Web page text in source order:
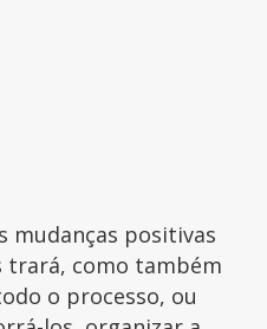
mudanças positivas
trará, como também
o processo, ou